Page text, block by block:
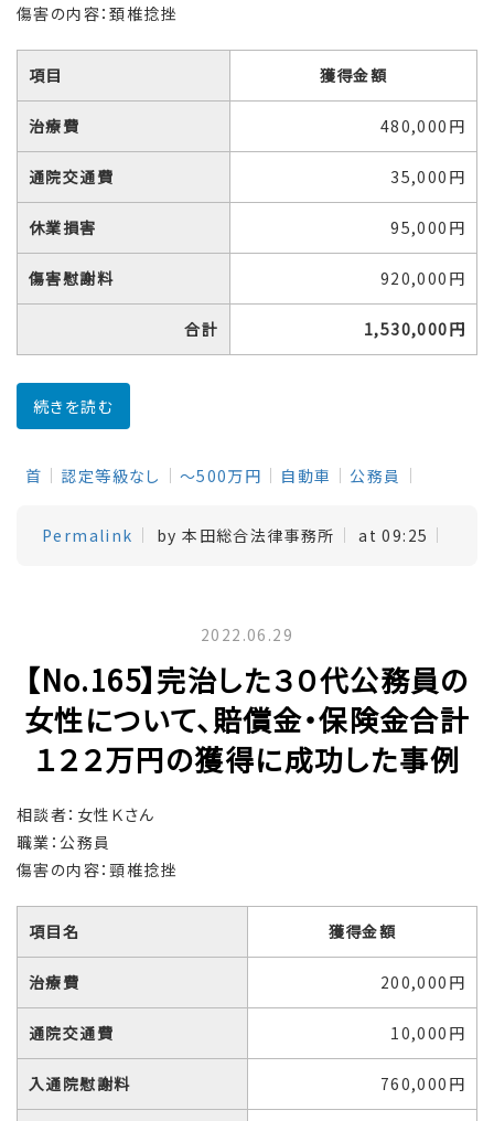
傷害の内容：頚椎捻挫
項目 獲得金額
治療費 480,000円
通院交通費 35,000円
休業損害 95,000円
傷害慰謝料 920,000円
合計 1,530,000円
続きを読む
首 認定等級なし ～500万円 自動車 公務員
Permalink by 本田総合法律事務所 at 09:25
2022.06.29
【No.165】完治した３０代公務員の
女性について、賠償金・保険金合計
１２２万円の獲得に成功した事例
相談者：女性Ｋさん
職業：公務員
傷害の内容：頸椎捻挫
項目名 獲得金額
治療費 200,000円
通院交通費 10,000円
入通院慰謝料 760,000円